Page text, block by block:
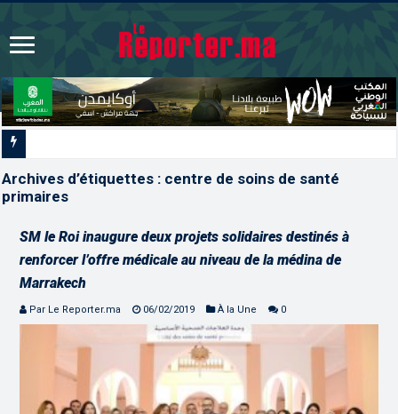
Archives d’étiquettes : centre de soins de santé
primaires
SM le Roi inaugure deux projets solidaires destinés à
renforcer l’offre médicale au niveau de la médina de
Marrakech
Par Le Reporter.ma 06/02/2019 À la Une 0